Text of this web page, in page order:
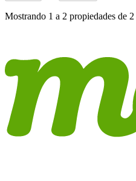
Mostrando 1 a 2 propiedades de 2